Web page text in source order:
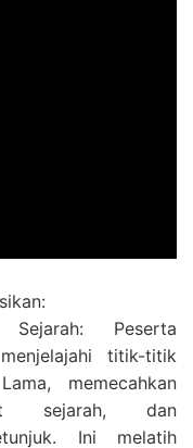
Sejarah: Peserta
titik-titik
memecahkan
sejarah, dan
Ini melatih